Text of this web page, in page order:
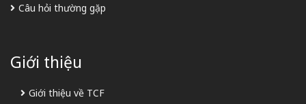
Câu hỏi thường gặp
Giới thiệu
Giới thiệu về TCF